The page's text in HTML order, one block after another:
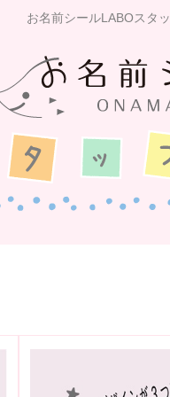
お名前シールLABOスタ